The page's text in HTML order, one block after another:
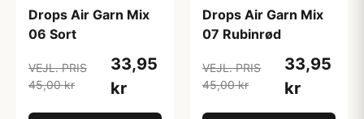
Drops Air Garn Mix
06 Sort
VEJL. PRIS
45,00 kr
33,95
kr
Drops Air Garn Mix
07 Rubinrød
VEJL. PRIS
45,00 kr
33,95
kr